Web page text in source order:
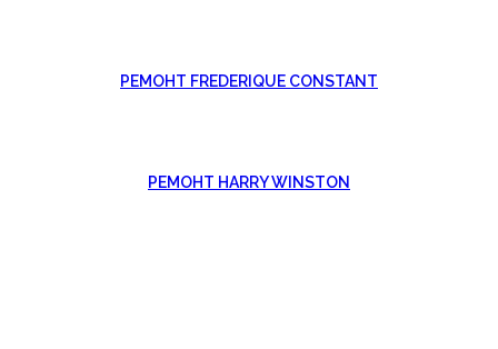
РЕМОНТ FREDERIQUE CONSTANT
РЕМОНТ HARRY WINSTON